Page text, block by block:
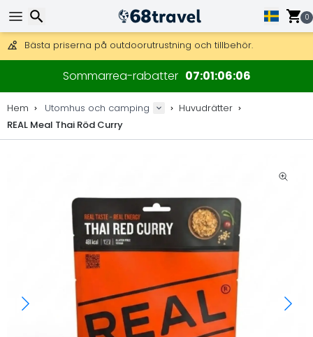
0
DHL Express över natten är också tillgängligt.
30 dagar för retur, 90 dagar för träkartor och dekorationer.
Bästa priserna på outdoorutrustning och tillbehör.
Sommarrea-rabatter 07010606
Hem Utomhus och camping
Huvudrätter
REAL Meal Thai Röd Curry